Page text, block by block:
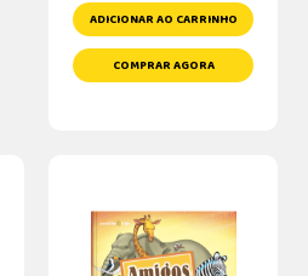
ADICIONAR AO CARRINHO
COMPRAR AGORA